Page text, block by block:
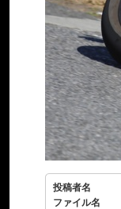
投稿者名
ファイル名